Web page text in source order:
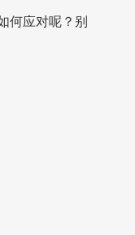
何应对呢？别